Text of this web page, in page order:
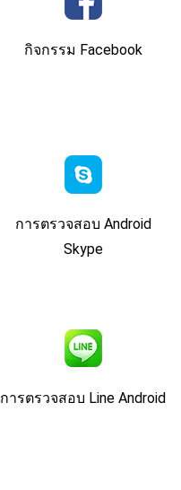
กิจกรรม Facebook
การตรวจสอบ Android
Skype
การตรวจสอบ Line Android